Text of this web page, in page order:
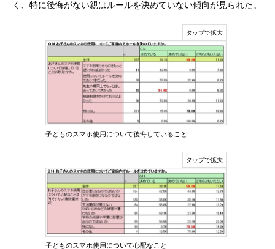
く、特に後悔がない親はルールを決めていない傾向が見られた。
子どものスマホ使用について後悔していること
子どものスマホ使用について心配なこと